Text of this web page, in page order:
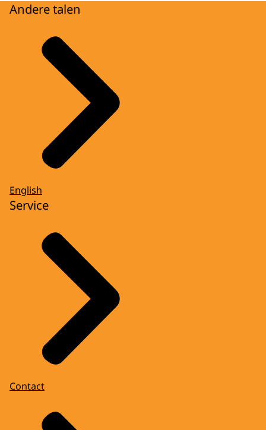
Andere talen
English
Service
Contact